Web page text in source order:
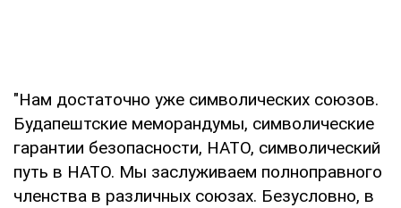
"Нам достаточно уже символических союзов.
Будапештские меморандумы, символические
гарантии безопасности, НАТО, символический
путь в НАТО. Мы заслуживаем полноправного
членства в различных союзах. Безусловно, в